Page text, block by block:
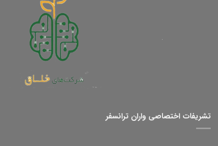
تشریفات اختصاصی واران ترانسفر